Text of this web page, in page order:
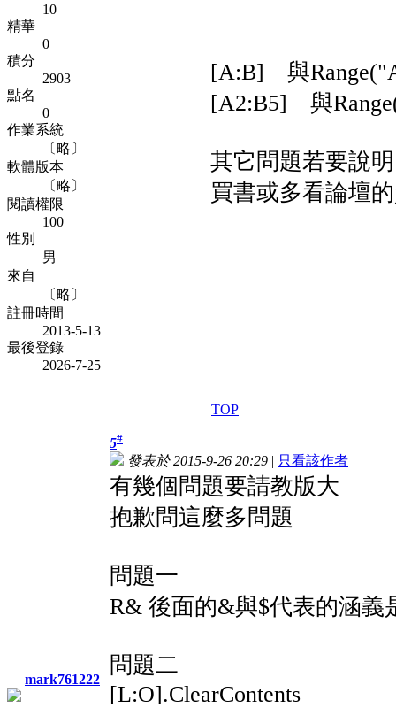
10
精華
0
積分
2903
點名
0
作業系統
〔略〕
軟體版本
〔略〕
閱讀權限
100
性別
男
來自
〔略〕
註冊時間
2013-5-13
最後登錄
2026-7-25
[A:B] 與
[A2:B5] 與
其它問題若要說
買書或多看論壇
TOP
mark761222
5#
發表於 2015-9-26 20:29 | 只看該作者
有幾個問題要請教版大
抱歉問這麼多問題
問題一
R& 後面的&與$代表的涵義
問題二
[L:O].ClearContents